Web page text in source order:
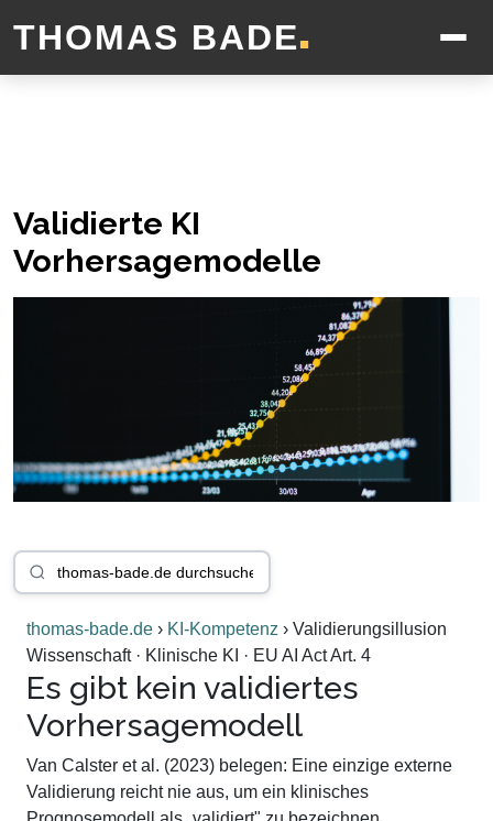
THOMAS BADE ■
Validierte KI
Vorhersagemodelle
thomas-bade.de › KI-Kompetenz › Validierungsillusion
Wissenschaft · Klinische KI · EU AI Act Art. 4
Es gibt kein validiertes
Vorhersagemodell
Van Calster et al. (2023) belegen: Eine einzige externe
Validierung reicht nie aus, um ein klinisches